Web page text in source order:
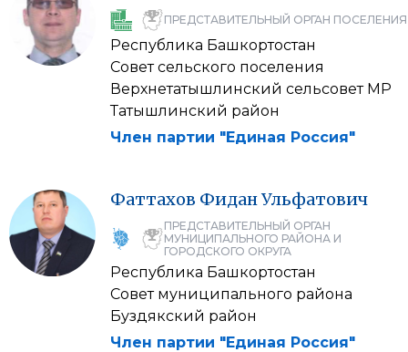
ПРЕДСТАВИТЕЛЬНЫЙ ОРГАН ПОСЕЛЕНИЯ
Республика Башкортостан
Совет сельского поселения
Верхнетатышлинский сельсовет МР
Татышлинский район
Член партии "Единая Россия"
Фаттахов ФиданУльфатович
ПРЕДСТАВИТЕЛЬНЫЙ ОРГАН
МУНИЦИПАЛЬНОГО РАЙОНА И
ГОРОДСКОГО ОКРУГА
Республика Башкортостан
Совет муниципального района
Буздякский район
Член партии "Единая Россия"